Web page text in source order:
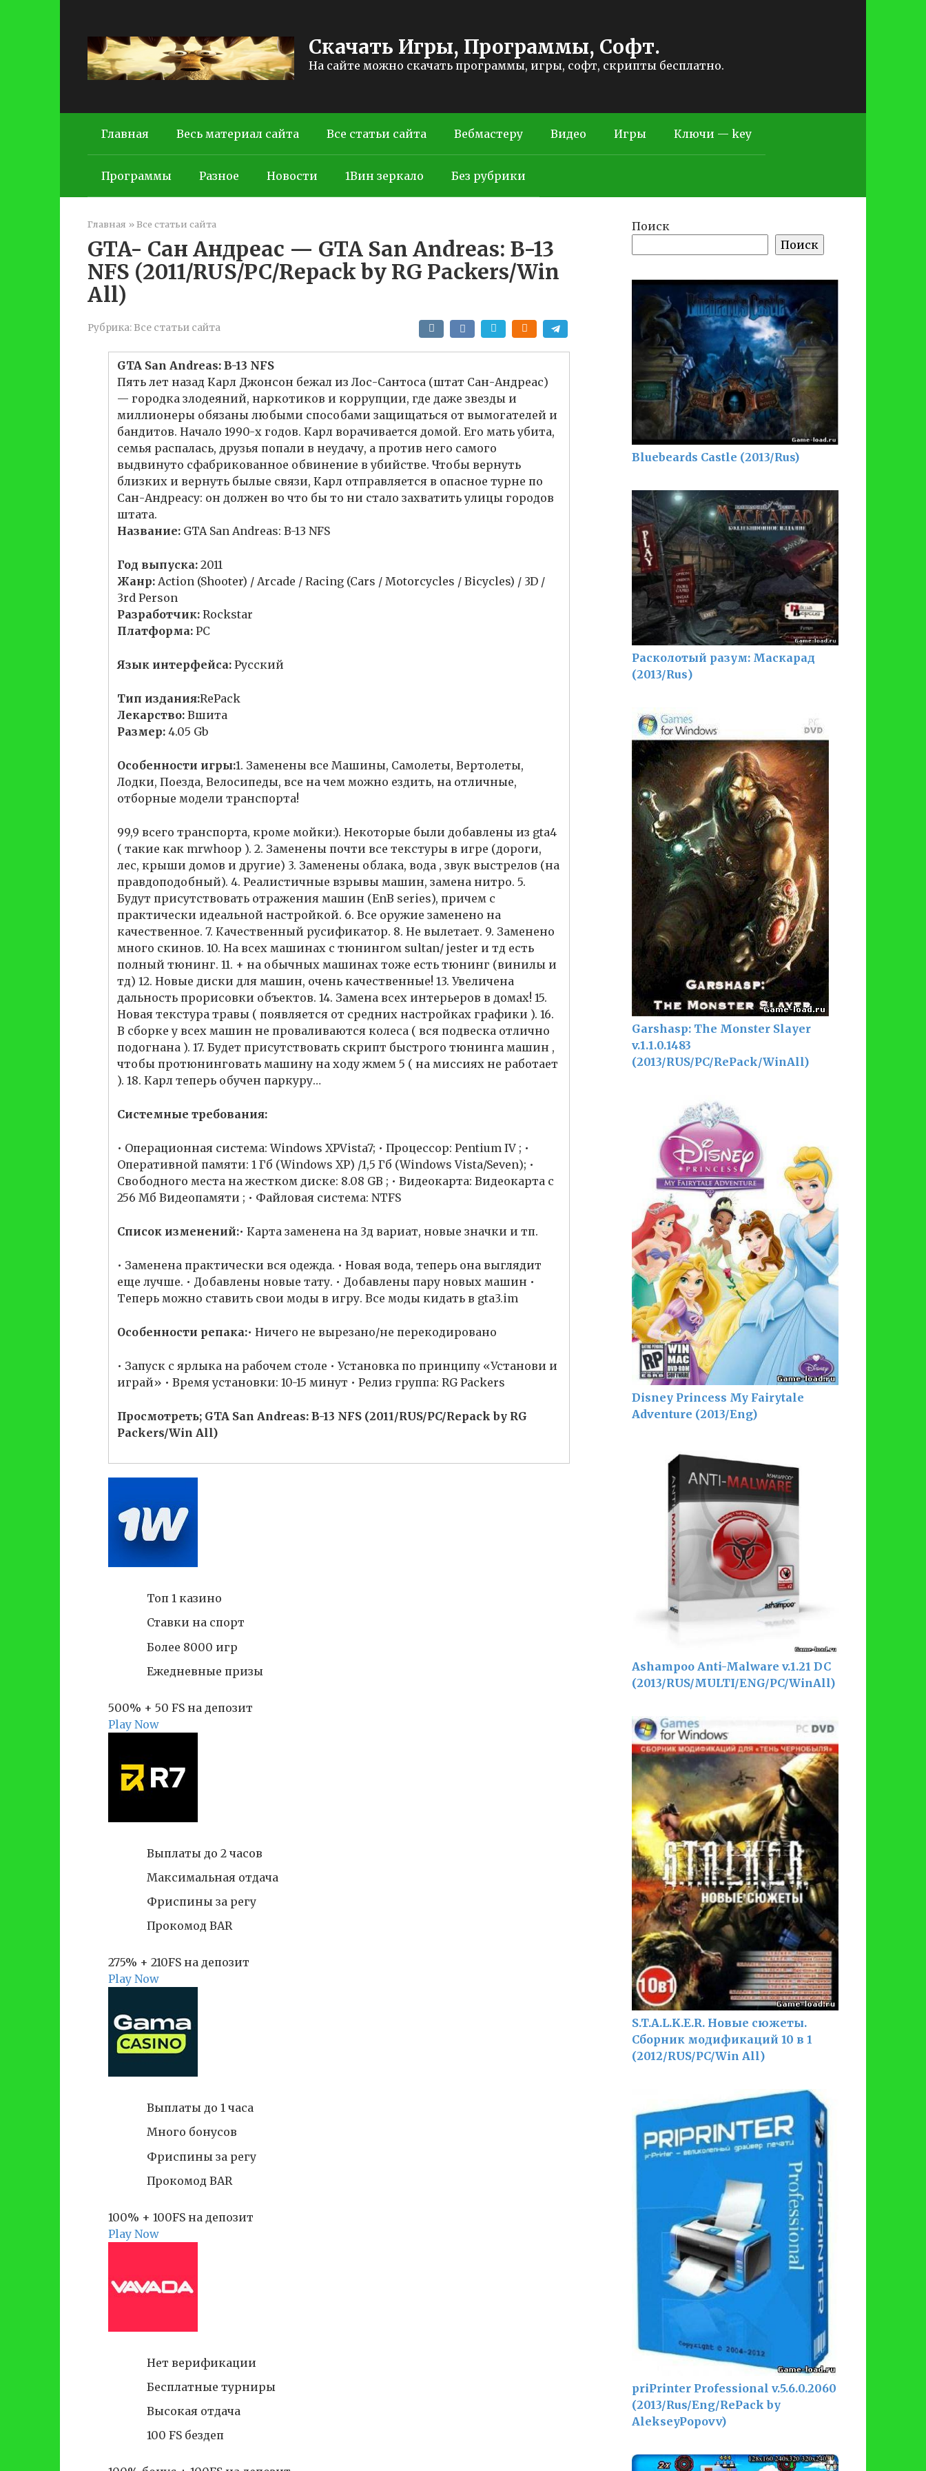
Скачать Игры, Программы, Софт.
На сайте можно скачать программы, игры, софт, скрипты бесплатно.
Главная Весь материал сайта Все статьи сайта Вебмастеру Видео Игры Ключи — key
Программы Разное Новости 1Вин зеркало Без рубрики
Главная »Все статьи сайта
GTA- Сан Андреас — GTA San Andreas: B-13
NFS (2011/RUS/PC/Repack by RG Packers/Win
All)
Рубрика: Все статьи сайта
GTA San Andreas: B-13 NFS
Пять лет назад Карл Джонсон бежал из Лос-Сантоса (штат Сан-Андреас)
— городка злодеяний, наркотиков и коррупции, где даже звезды и
миллионеры обязаны любыми способами защищаться от вымогателей и
бандитов. Начало 1990-х годов. Карл ворачивается домой. Его мать убита,
семья распалась, друзья попали в неудачу, а против него самого
выдвинуто сфабрикованное обвинение в убийстве. Чтобы вернуть
близких и вернуть былые связи, Карл отправляется в опасное турне по
Сан-Андреасу: он должен во что бы то ни стало захватить улицы городов
штата.
Название: GTA San Andreas: B-13 NFS
Год выпуска: 2011
Жанр: Action (Shooter) / Arcade / Racing (Cars / Motorcycles / Bicycles) / 3D /
3rd Person
Разработчик: Rockstar
Платформа: PC
Язык интерфейса: Русский
Тип издания:RePack
Лекарство: Вшита
Размер: 4.05 Gb
Особенности игры:1. Заменены все Машины, Самолеты, Вертолеты,
Лодки, Поезда, Велосипеды, все на чем можно ездить, на отличные,
отборные модели транспорта!
99,9 всего транспорта, кроме мойки:). Некоторые были добавлены из gta4
( такие как mrwhoop ). 2. Заменены почти все текстуры в игре (дороги,
лес, крыши домов и другие) 3. Заменены облака, вода , звук выстрелов (на
правдоподобный). 4. Реалистичные взрывы машин, замена нитро. 5.
Будут присутствовать отражения машин (EnB series), причем с
практически идеальной настройкой. 6. Все оружие заменено на
качественное. 7. Качественный русификатор. 8. Не вылетает. 9. Заменено
много скинов. 10. На всех машинах с тюнингом sultan/ jester и тд есть
полный тюнинг. 11. + на обычных машинах тоже есть тюнинг (винилы и
тд) 12. Новые диски для машин, очень качественные! 13. Увеличена
дальность прорисовки объектов. 14. Замена всех интерьеров в домах! 15.
Новая текстура травы ( появляется от средних настройках графики ). 16.
В сборке у всех машин не проваливаются колеса ( вся подвеска отлично
подогнана ). 17. Будет присутствовать скрипт быстрого тюнинга машин ,
чтобы протюнинговать машину на ходу жмем 5 ( на миссиях не работает
). 18. Карл теперь обучен паркуру…
Системные требования:
• Операционная система: Windows XPVista7; • Процессор: Pentium IV ; •
Оперативной памяти: 1 Гб (Windows XP) /1,5 Гб (Windows Vista/Seven); •
Свободного места на жестком диске: 8.08 GB ; • Видеокарта: Видеокарта с
256 Мб Видеопамяти ; • Файловая система: NTFS
Список изменений:• Карта заменена на 3д вариат, новые значки и тп.
• Заменена практически вся одежда. • Новая вода, теперь она выглядит
еще лучше. • Добавлены новые тату. • Добавлены пару новых машин •
Теперь можно ставить свои моды в игру. Все моды кидать в gta3.im
Особенности репака:• Ничего не вырезано/не перекодировано
• Запуск с ярлыка на рабочем столе • Установка по принципу «Установи и
играй» • Время установки: 10-15 минут • Релиз группа: RG Packers
Просмотреть; GTA San Andreas: B-13 NFS (2011/RUS/PC/Repack by RG
Packers/Win All)
Топ 1 казино
Ставки на спорт
Более 8000 игр
Ежедневные призы
500% + 50 FS на депозит
Play Now
Выплаты до 2 часов
Максимальная отдача
Фриспины за регу
Прокомод BAR
275% + 210FS на депозит
Play Now
Выплаты до 1 часа
Много бонусов
Фриспины за регу
Прокомод BAR
100% + 100FS на депозит
Play Now
Нет верификации
Бесплатные турниры
Высокая отдача
100 FS бездеп
Поиск
Поиск
Bluebeards Castle (2013/Rus)
Расколотый разум: Маскарад
(2013/Rus)
Garshasp: The Monster Slayer
v.1.1.0.1483
(2013/RUS/PC/RePack/WinAll)
Disney Princess My Fairytale
Adventure (2013/Eng)
Ashampoo Anti-Malware v.1.21 DC
(2013/RUS/MULTI/ENG/PC/WinAll)
S.T.A.L.K.E.R. Новые сюжеты.
Сборник модификаций 10 в 1
(2012/RUS/PC/Win All)
priPrinter Professional v.5.6.0.2060
(2013/Rus/Eng/RePack by
AlekseyPopovv)